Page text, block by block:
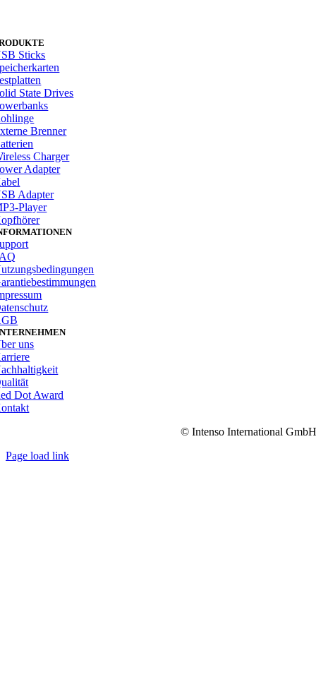
Sticks
State Drives
Brenner
Charger
Adapter
Adapter
Player
uns
Dot Award
© Intenso International GmbH
Page load link